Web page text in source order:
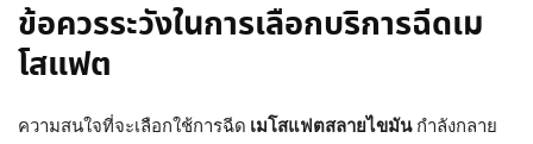
ข้อควรระวังในการเลือกบริการฉีดเม
โสแฟต
ความสนใจที่จะเลือกใช้การฉีด เมโสแฟตสลายไขมันกำลังกลาย